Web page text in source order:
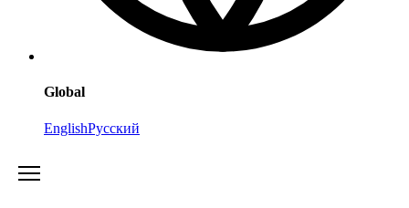
Global
EnglishРусский